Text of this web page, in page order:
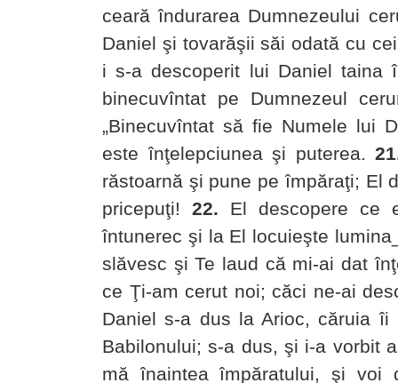
ceară îndurarea Dumnezeului
Daniel şi tovarăşii săi odată cu
i s-a descoperit lui Daniel taina
binecuvîntat pe Dumnezeul
„Binecuvîntat să fie Numele lui
este înţelepciunea şi puterea.
răstoarnă şi pune pe împăraţi; El
pricepuţi!
22. El descopere ce
întunerec şi la El locuieşte
slăvesc şi Te laud că mi-ai dat
ce Ţi-am cerut noi; căci ne-ai
Daniel s-a dus la Arioc, căruia
Babilonului; s-a dus, şi i-a vorbit
mă înaintea împăratului, şi voi